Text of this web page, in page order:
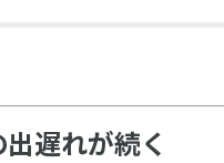
遅れが続く